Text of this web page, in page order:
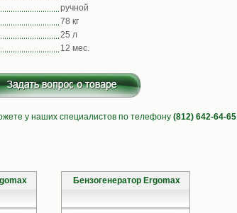
ручной
78 кг
25 л
12 мес.
у наших специалистов по телефону (812) 642-64-65
Бензогенератор Ergomax